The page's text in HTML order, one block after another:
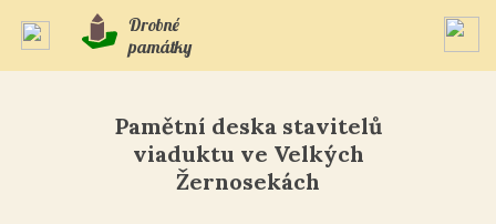
Drobné
památky
Pamětní deska stavitelů
viaduktu ve Velkých
Žernosekách